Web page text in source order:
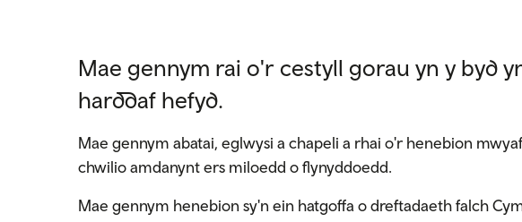
Mae gennym rai o'r cestyll gorau yn y byd
harddaf hefyd.
Mae gennym abatai, eglwysi a chapeli a rhai o'r henebion
chwilio amdanynt ers miloedd o flynyddoedd.
Mae gennym henebion sy'n ein hatgoffa o dreftadaeth falch